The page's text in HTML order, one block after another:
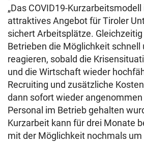
„Das COVID19-
attraktives Angebot für Tiroler
sichert Arbeitsplätze.
Betrieben die Möglichkeit schnell
reagieren, sobald die
und die Wirtschaft wieder
Recruiting und zusätzliche
dann sofort wieder
Personal im Betrieb gehalten
Kurzarbeit kann für drei Monate
mit der Möglichkeit nochmals